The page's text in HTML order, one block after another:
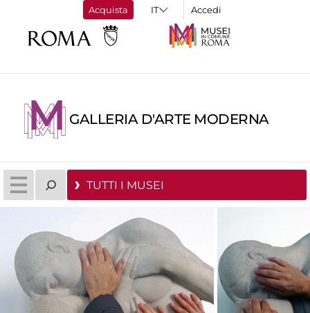
Acquista Accedi
GALLERIA D'ARTE MODERNA
TUTTI I MUSEI